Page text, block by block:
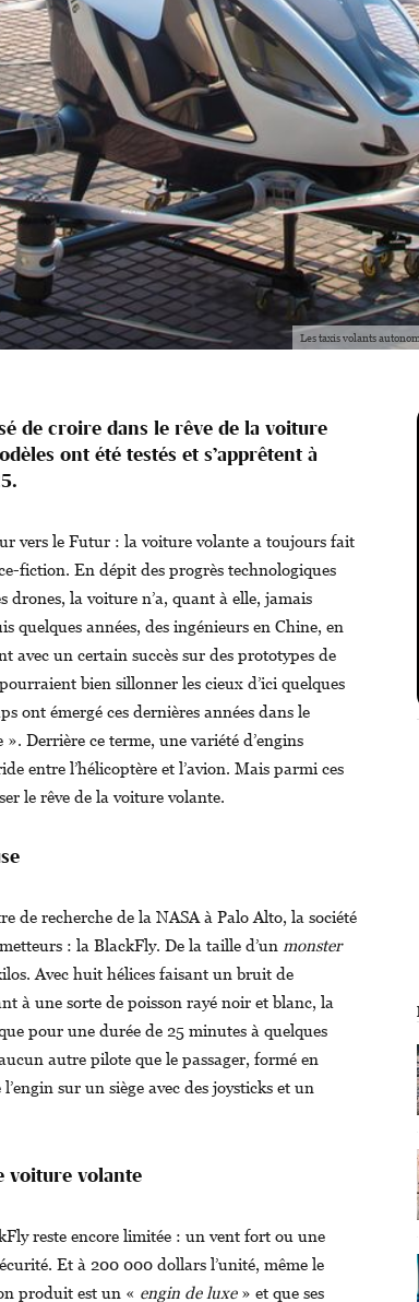
Les taxis volants
de croire dans le rêve de la voiture
ont été testés et s’apprêtent à
vers le Futur : la voiture volante a toujours fait
fiction. En dépit des progrès technologiques
drones, la voiture n’a, quant à elle, jamais
quelques années, des ingénieurs en Chine, en
avec un certain succès sur des prototypes de
bien sillonner les cieux d’ici quelques
ont émergé ces dernières années dans le
Derrière ce terme, une variété d’engins
entre l’hélicoptère et l’avion. Mais parmi ces
le rêve de la voiture volante.
de recherche de la NASA à Palo Alto, la société
: la BlackFly. De la taille d’unmonster
Avec huit hélices faisant un bruit de
à une sorte de poisson rayé noir et blanc, la
pour une durée de 25 minutes à quelques
autre pilote que le passager, formé en
sur un siège avec des joysticks et un
voiture volante
reste encore limitée : un vent fort ou une
Et à 200 000 dollars l’unité, même le
produit est un « engin de luxe» et que ses